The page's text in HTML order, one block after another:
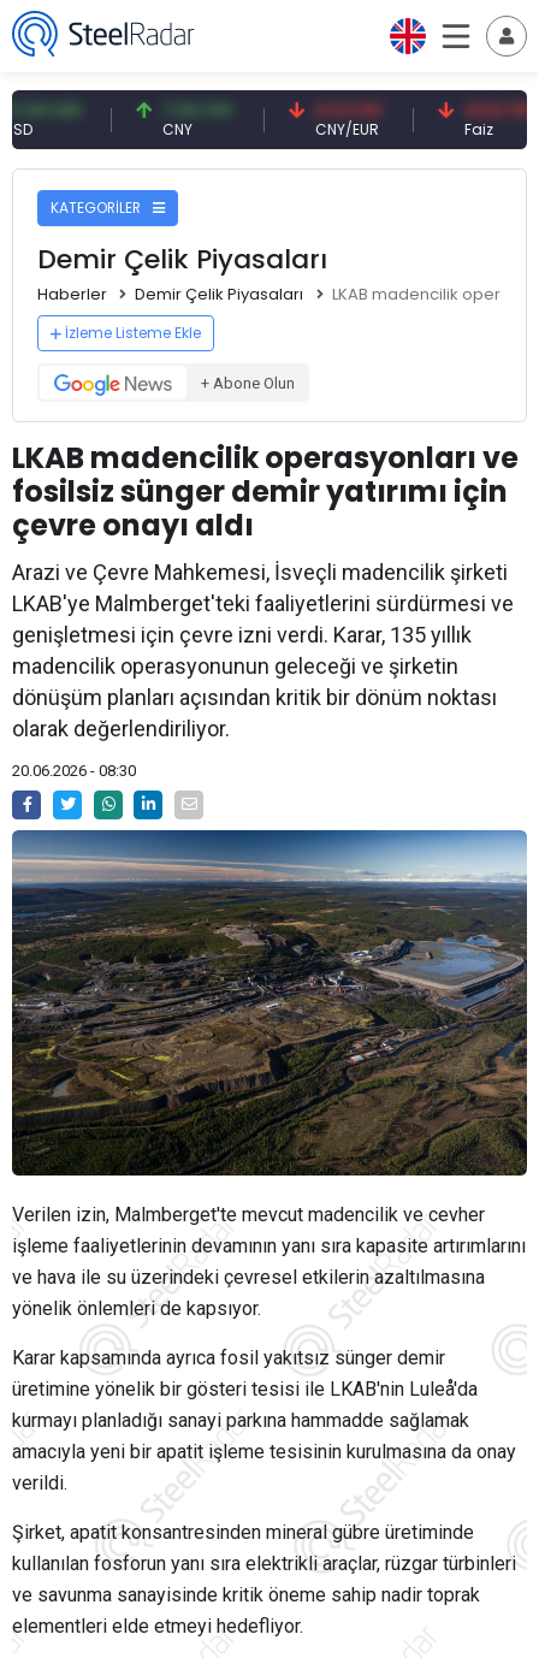
7,09 CNY
CNY
0,13 CNY
CNY/EUR
41,53 TRY
Faiz
KATEGORİLER
Demir Çelik Piyasaları
Haberler Demir Çelik Piyasaları LKAB madencilik
İzleme Listeme Ekle
+ Abone Olun
LKAB madencilik operasyonları ve
fosilsiz sünger demir yatırımı için
çevre onayı aldı
Arazi ve Çevre Mahkemesi, İsveçli madencilik şirketi
LKAB'ye Malmberget'teki faaliyetlerini sürdürmesi ve
genişletmesi için çevre izni verdi. Karar, 135 yıllık
madencilik operasyonunun geleceği ve şirketin
dönüşüm planları açısından kritik bir dönüm noktası
olarak değerlendiriliyor.
20.06.2026 - 08:30
Verilen izin, Malmberget'te mevcut madencilik ve cevher
işleme faaliyetlerinin devamının yanı sıra kapasite artırımlarını
ve hava ile su üzerindeki çevresel etkilerin azaltılmasına
yönelik önlemleri de kapsıyor.
Karar kapsamında ayrıca fosil yakıtsız sünger demir
üretimine yönelik bir gösteri tesisi ile LKAB'nin Luleå'da
kurmayı planladığı sanayi parkına hammadde sağlamak
amacıyla yeni bir apatit işleme tesisinin kurulmasına da onay
verildi.
Şirket, apatit konsantresinden mineral gübre üretiminde
kullanılan fosforun yanı sıra elektrikli araçlar, rüzgar türbinleri
ve savunma sanayisinde kritik öneme sahip nadir toprak
elementleri elde etmeyi hedefliyor.